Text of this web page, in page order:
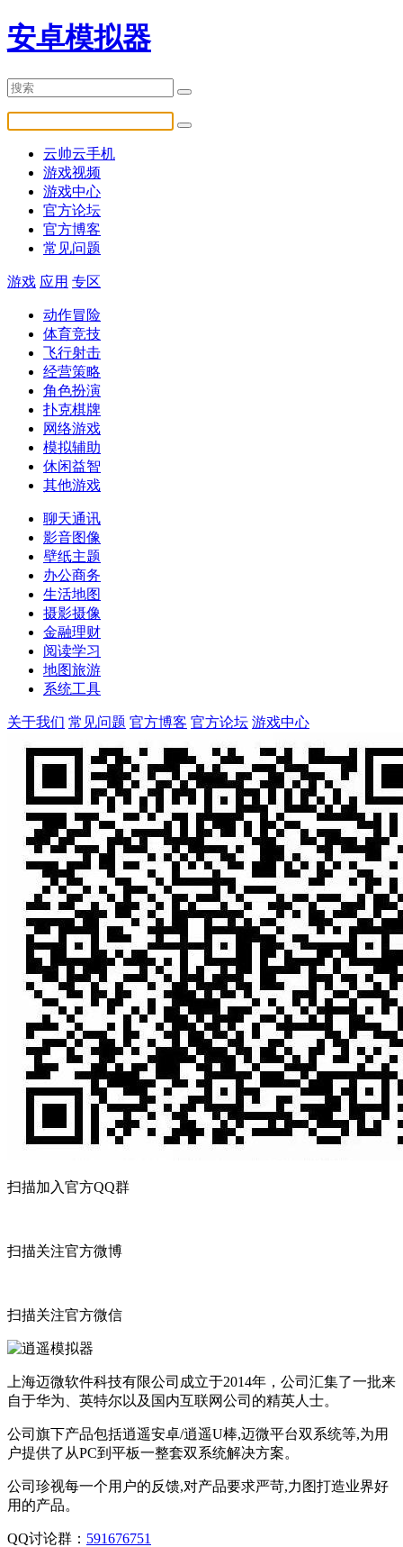
安卓模拟器
云帅云手机
游戏视频
游戏中心
官方论坛
官方博客
常见问题
游戏 应用 专区
动作冒险
体育竞技
飞行射击
经营策略
角色扮演
扑克棋牌
网络游戏
模拟辅助
休闲益智
其他游戏
聊天通讯
影音图像
壁纸主题
办公商务
生活地图
摄影摄像
金融理财
阅读学习
地图旅游
系统工具
关于我们 常见问题 官方博客 官方论坛 游戏中心
扫描加入官方QQ群
扫描关注官方微博
扫描关注官方微信
上海迈微软件科技有限公司成立于2014年，公司汇集了一批来
自于华为、英特尔以及国内互联网公司的精英人士。
公司旗下产品包括逍遥安卓/逍遥U棒,迈微平台双系统等,为用
户提供了从PC到平板一整套双系统解决方案。
公司珍视每一个用户的反馈,对产品要求严苛,力图打造业界好
用的产品。
QQ讨论群： 591676751